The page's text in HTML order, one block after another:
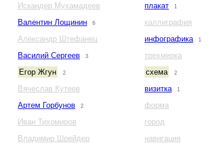
Искандер Мухамадеев
Валентин Лощинин
6
Александр Штефанец
Василий Сергеев
3
Егор Жгун 2
Вячеслав Кутеев
Артем Горбунов
2
Иван Тихомиров
Владимир Шрейдер
плакат 1
каллиграфия
инфографика
1
трехмерка
схема
2
визитка 1
форма
город
навигация